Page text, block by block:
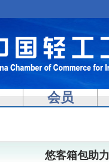
会员
悠客箱包助